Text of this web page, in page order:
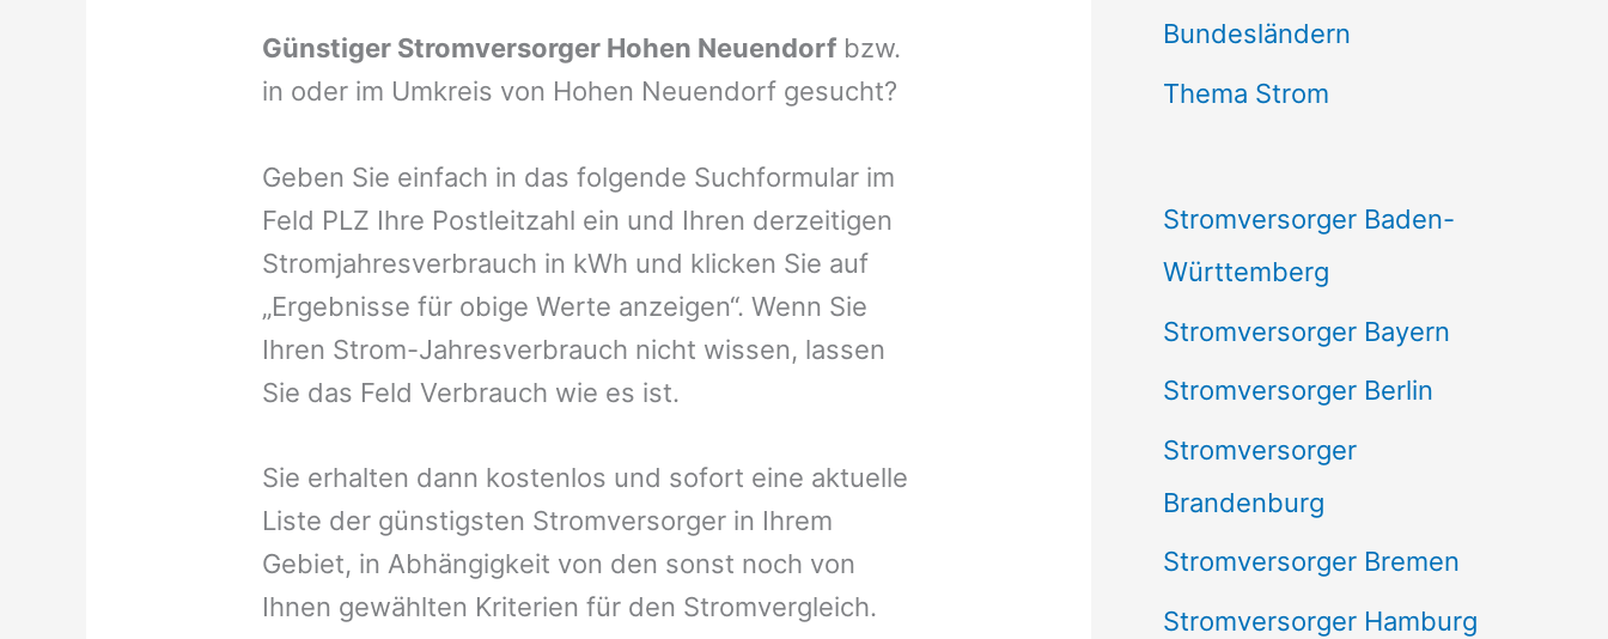
Günstiger Stromversorger Hohen Neuendorfbzw.
in oder im Umkreis von Hohen Neuendorf gesucht?
Geben Sie einfach in das folgende Suchformular im
Feld PLZ Ihre Postleitzahl ein und Ihren derzeitigen
Stromjahresverbrauch in kWh und klicken Sie auf
„Ergebnisse für obige Werte anzeigen“. Wenn Sie
Ihren Strom-Jahresverbrauch nicht wissen, lassen
Sie das Feld Verbrauch wie es ist.
Sie erhalten dann kostenlos und sofort eine aktuelle
Liste der günstigsten Stromversorger in Ihrem
Gebiet, in Abhängigkeit von den sonst noch von
Ihnen gewählten Kriterien für den Stromvergleich.
n
n
Bundesländern
Thema Strom
Stromversorger Baden-
Württemberg
Stromversorger Bayern
Stromversorger Berlin
Stromversorger
Brandenburg
Stromversorger Bremen
Stromversorger Hamburg